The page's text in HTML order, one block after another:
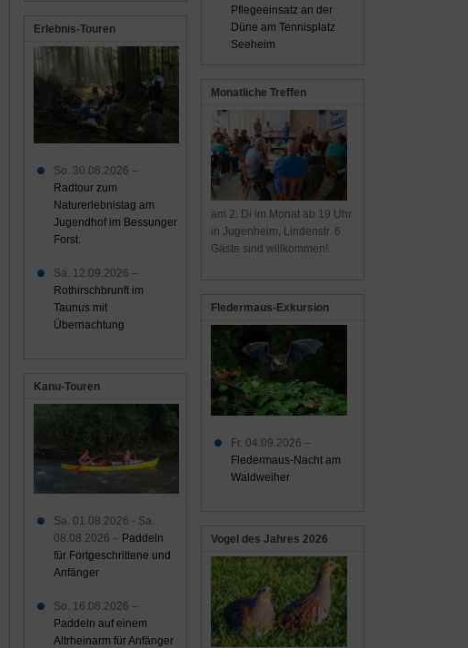
Pflegeeinsatz an der
Düne am Tennisplatz
Seeheim
Monatliche Treffen
am 2. Di im Monat ab 19 Uhr
in Jugenheim, Lindenstr. 6
Gäste sind willkommen!
Fledermaus-Exkursion
Fr. 04.09.2026 –
Fledermaus-Nacht am
Waldweiher
Vogel des Jahres 2026
Erlebnis-Touren
So. 30.08.2026 –
Radtour zum
Naturerlebnistag am
Jugendhof im Bessunger
Forst.
Sa. 12.09.2026 –
Rothirschbrunft im
Taunus mit
Übernachtung
Kanu-Touren
Sa. 01.08.2026 - Sa.
08.08.2026 – Paddeln
für Fortgeschrittene und
Anfänger
So. 16.08.2026 –
Paddeln auf einem
Altrheinarm für Anfänger